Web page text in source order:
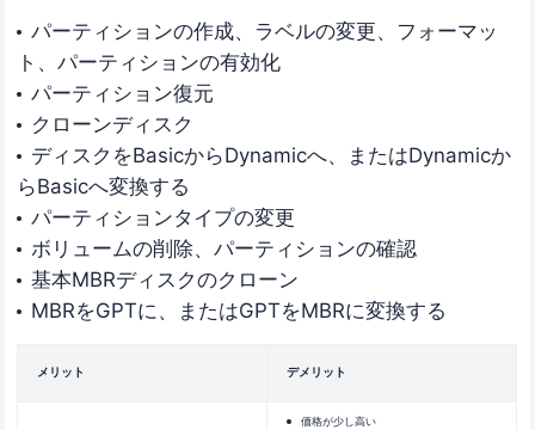
パーティションの作成、ラベルの変更、フォーマッ
ト、パーティションの有効化
パーティション復元
クローンディスク
ディスクをBasicからDynamicへ、またはDynamicか
らBasicへ変換する
パーティションタイプの変更
ボリュームの削除、パーティションの確認
基本MBRディスクのクローン
MBRをGPTに、またはGPTをMBRに変換する
メリット デメリット
価格が少し高い